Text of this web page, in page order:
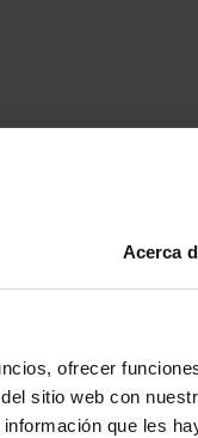
Acerca
ofrecer
sitio web con
que les